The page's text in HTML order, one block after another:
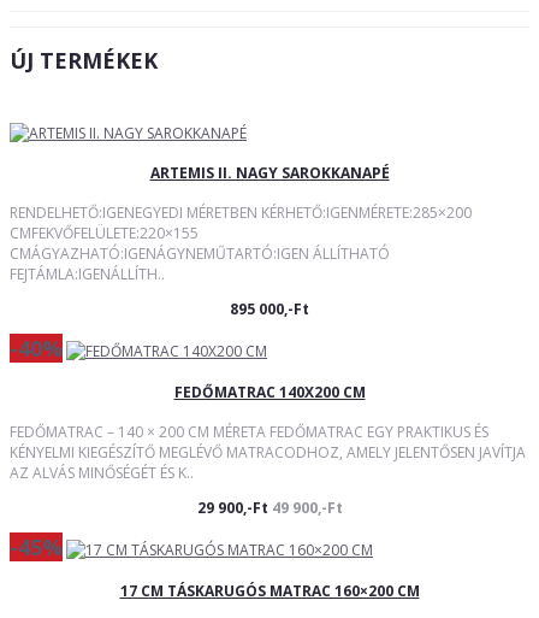
ÚJ TERMÉKEK
ARTEMIS II. NAGY SAROKKANAPÉ
RENDELHETŐ:IGENEGYEDI MÉRETBEN KÉRHETŐ:IGENMÉRETE:285×200
CMFEKVŐFELÜLETE:220×155
CMÁGYAZHATÓ:IGENÁGYNEMŰTARTÓ:IGEN ÁLLÍTHATÓ
FEJTÁMLA:IGENÁLLÍTH..
895 000,-Ft
-40%
FEDŐMATRAC 140X200 CM
FEDŐMATRAC – 140 × 200 CM MÉRETA FEDŐMATRAC EGY PRAKTIKUS ÉS
KÉNYELMI KIEGÉSZÍTŐ MEGLÉVŐ MATRACODHOZ, AMELY JELENTŐSEN JAVÍTJA
AZ ALVÁS MINŐSÉGÉT ÉS K..
29 900,-Ft 49 900,-Ft
-45%
17 CM TÁSKARUGÓS MATRAC 160×200 CM